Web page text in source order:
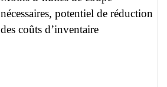
nécessaires, potentiel de réduction
des coûts d’inventaire